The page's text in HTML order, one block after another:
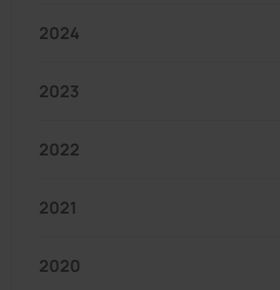
2024
2023
2022
2021
2020